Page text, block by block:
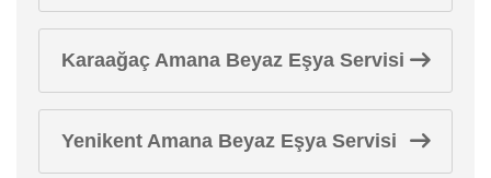
Karaağaç Amana Beyaz Eşya Servisi
Yenikent Amana Beyaz Eşya Servisi